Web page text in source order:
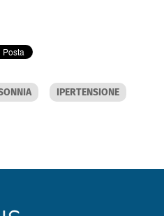
IPERTENSIONE